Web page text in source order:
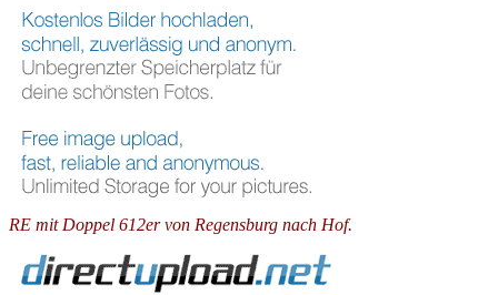
RE mit Doppel 612er von Regensburg nach Hof.